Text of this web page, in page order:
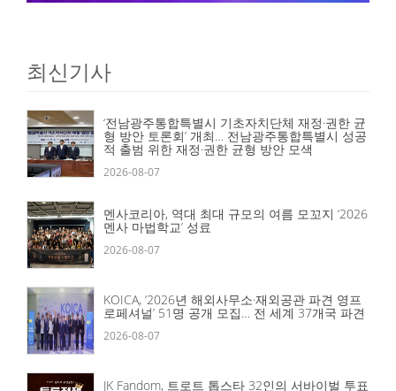
최신기사
‘전남광주통합특별시 기초자치단체 재정·권한 균
형 방안 토론회’ 개최… 전남광주통합특별시 성공
적 출범 위한 재정·권한 균형 방안 모색
2026-08-07
멘사코리아, 역대 최대 규모의 여름 모꼬지 ‘2026
멘사 마법학교’ 성료
2026-08-07
KOICA, ‘2026년 해외사무소·재외공관 파견 영프
로페셔널’ 51명 공개 모집… 전 세계 37개국 파견
2026-08-07
JK Fandom, 트로트 톱스타 32인의 서바이벌 투표